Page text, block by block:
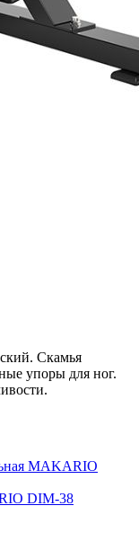
Скамья
упоры для ног.
DIM-38